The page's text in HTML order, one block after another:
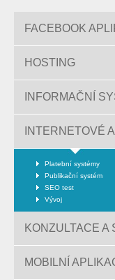
FACEBOOK
HOSTING
INFORMAČNÍ
INTERNETOVÉ
Platební systémy
Publikační systém
SEO test
Vývoj
KONZULTACE A
MOBILNÍ